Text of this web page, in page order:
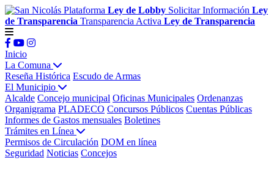
Plataforma Ley de Lobby Solicitar Información Ley
de Transparencia Transparencia Activa Ley de Transparencia
Inicio
La Comuna
Reseña Histórica Escudo de Armas
El Municipio
Alcalde Concejo municipal Oficinas Municipales Ordenanzas
Organigrama PLADECO Concursos Públicos Cuentas Públicas
Informes de Gastos mensuales Boletines
Trámites en Línea
Permisos de Circulación DOM en línea
Seguridad Noticias Concejos